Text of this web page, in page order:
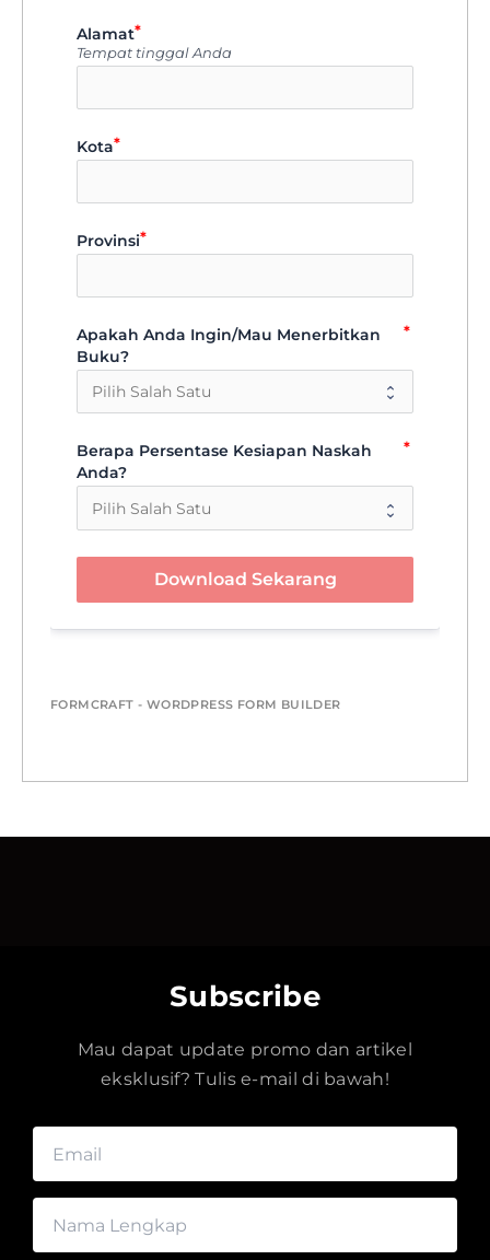
Alamat
Tempat tinggal Anda
Kota
Provinsi
Apakah Anda Ingin/Mau Menerbitkan
Buku?
Berapa Persentase Kesiapan Naskah
Anda?
Download Sekarang
FORMCRAFT - WORDPRESS FORM BUILDER
Subscribe
Mau dapat update promo dan artikel
eksklusif? Tulis e-mail di bawah!